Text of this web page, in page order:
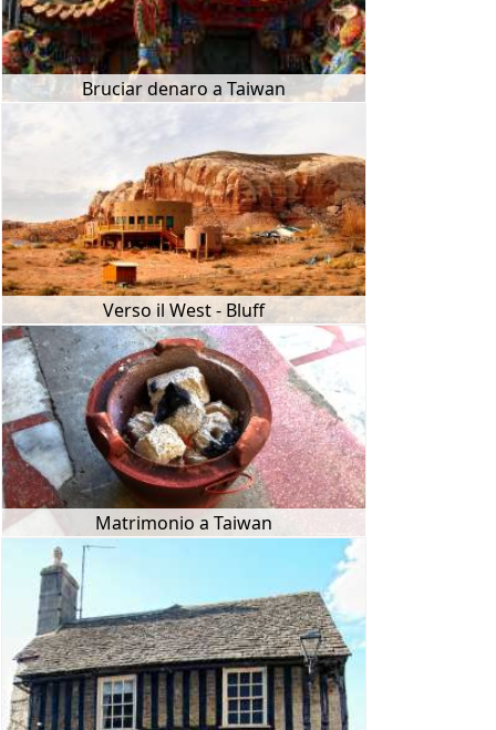
Bruciar denaro a Taiwan
Verso il West - Bluff
Matrimonio a Taiwan